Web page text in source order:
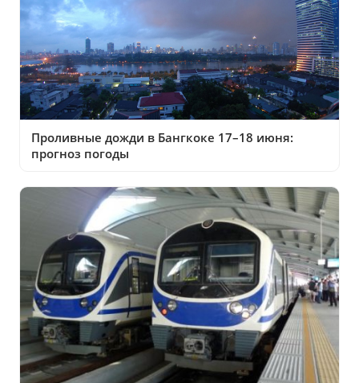
Проливные дожди в Бангкоке 17–18 июня:
прогноз погоды